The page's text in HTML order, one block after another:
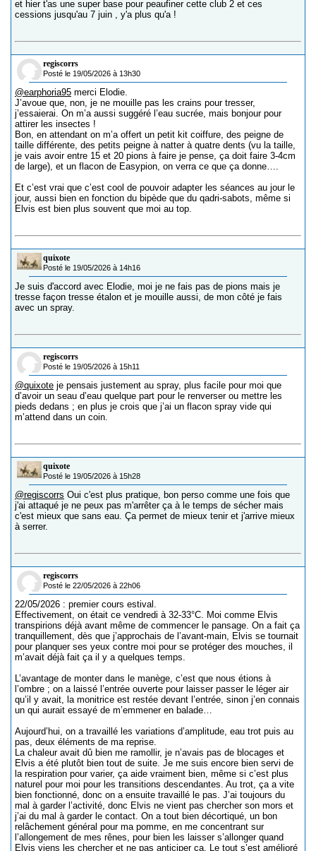
et hier t'as une super base pour peaufiner cette club 2 et ces
cessions jusqu'au 7 juin , y'a plus qu'a !
regiscorrs
Posté le 19/05/2026 à 13h30
@earphoria95 merci Elodie.
J’avoue que, non, je ne mouille pas les crains pour tresser,
j’essaierai. On m’a aussi suggéré l’eau sucrée, mais bonjour pour
attirer les insectes !
Bon, en attendant on m’a offert un petit kit coiffure, des peigne de
taille différente, des petits peigne à natter à quatre dents (vu la taille,
je vais avoir entre 15 et 20 pions à faire je pense, ça doit faire 3-4cm
de large), et un flacon de Easypion, on verra ce que ça donne….
Et c’est vrai que c’est cool de pouvoir adapter les séances au jour le
jour, aussi bien en fonction du bipède que du qadri-sabots, même si
Elvis est bien plus souvent que moi au top.
quixote
Posté le 19/05/2026 à 14h16
Je suis d'accord avec Elodie, moi je ne fais pas de pions mais je
tresse façon tresse étalon et je mouille aussi, de mon côté je fais
avec un spray.
regiscorrs
Posté le 19/05/2026 à 15h11
@quixote je pensais justement au spray, plus facile pour moi que
d’avoir un seau d’eau quelque part pour le renverser ou mettre les
pieds dedans ; en plus je crois que j’ai un flacon spray vide qui
m’attend dans un coin.
quixote
Posté le 19/05/2026 à 15h28
@regiscorrs Oui c'est plus pratique, bon perso comme une fois que
j'ai attaqué je ne peux pas m'arrêter ça à le temps de sécher mais
c'est mieux que sans eau. Ça permet de mieux tenir et j'arrive mieux
à serrer.
regiscorrs
Posté le 22/05/2026 à 22h06
22/05/2026 : premier cours estival.
Effectivement, on était ce vendredi à 32-33°C. Moi comme Elvis
transpirions déjà avant même de commencer le pansage. On a fait ça
tranquillement, dès que j’approchais de l’avant-main, Elvis se tournait
pour planquer ses yeux contre moi pour se protéger des mouches, il
m’avait déjà fait ça il y a quelques temps.
L’avantage de monter dans le manège, c’est que nous étions à
l’ombre ; on a laissé l’entrée ouverte pour laisser passer le léger air
qu’il y avait, la monitrice est restée devant l’entrée, sinon j’en connais
un qui aurait essayé de m’emmener en balade…
Aujourd’hui, on a travaillé les variations d’amplitude, eau trot puis au
pas, deux éléments de ma reprise.
La chaleur avait dû bien me ramollir, je n’avais pas de blocages et
Elvis a été plutôt bien tout de suite. Je me suis encore bien servi de
la respiration pour varier, ça aide vraiment bien, même si c’est plus
naturel pour moi pour les transitions descendantes. Au trot, ça a vite
bien fonctionné, donc on a ensuite travaillé le pas. J’ai toujours du
mal à garder l’activité, donc Elvis ne vient pas chercher son mors et
j’ai du mal à garder le contact. On a tout bien décortiqué, un bon
relâchement général pour ma pomme, en me concentrant sur
l’allongement de mes rênes, pour bien les laisser s’allonger quand
Elvis viens les chercher et ne pas anticiper ça. Le tout s’est amélioré